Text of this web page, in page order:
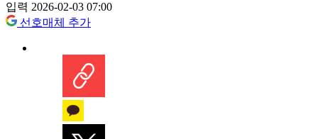
입력 2026-02-03 07:00
선호매체 추가